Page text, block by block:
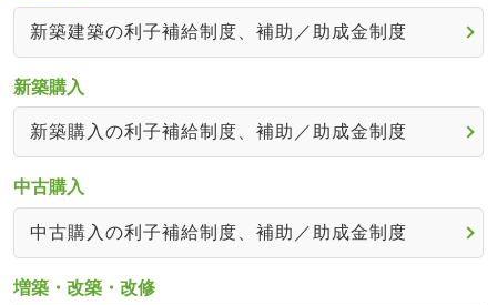
新築建築の利子補給制度、補助／助成金制度
新築購入
新築購入の利子補給制度、補助／助成金制度
中古購入
中古購入の利子補給制度、補助／助成金制度
増築・改築・改修